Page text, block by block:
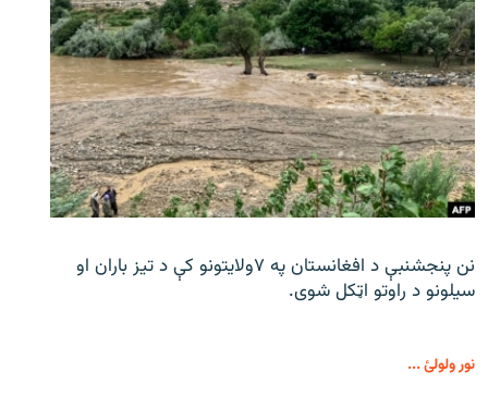
نن پنجشنبې د افغانستان په ۷ولایتونو کې د تیز باران او
سیلونو د راوتو اټکل شوی.
نور ولولئ ...